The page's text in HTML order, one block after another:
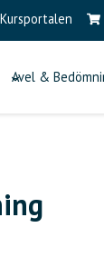
Kursportalen
Avel &